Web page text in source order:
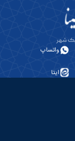
واتساپ
ایتا